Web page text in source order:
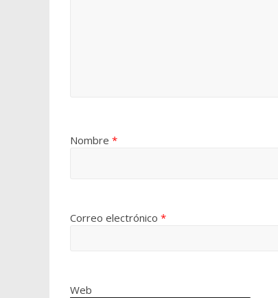
Nombre *
Correo electrónico *
Web